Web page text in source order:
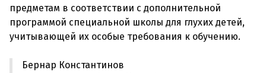
предметам в соответствии с дополнительной
программой специальной школы для глухих детей,
Бернар Константинов